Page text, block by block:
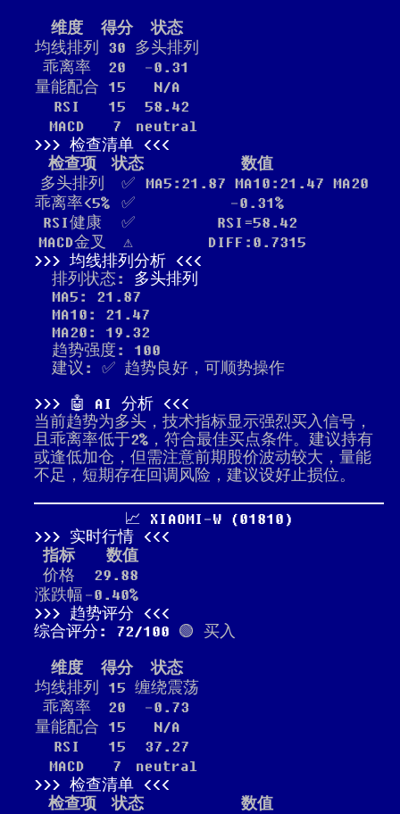
维度 得分
状态
均线排列
30 多头排列
乖离率
20
-0.31
量能配合 15
N/A
RSI
15
58.42
MACD
7
neutral
检查清单
检查项
状态
数值
多头排列
✅
MA5:21.87 MA10:21.47 MA20
乖离率<5%
✅
-0.31%
RSI健康
✅
RSI=58.42
MACD金叉
⚠️
DIFF:0.7315
均线排列分析
排列状态: 多头排列
MA5: 21.87
MA10: 21.47
MA20: 19.32
趋势强度: 100
建议: ✅ 趋势良好，可顺势操作
🤖 AI 分析
当前趋势为多头，技术指标显示强烈买入信号，
且乖离率低于2%，符合最佳买点条件。建议持有
或逢低加仓，但需注意前期股价波动较大，量能
不足，短期存在回调风险，建议设好止损位。
📈 XIAOMI-W (01810)
实时行情
指标
数值
价格
29.88
涨跌幅 -0.40%
趋势评分
综合评分: 72/100 🟢 买入
维度 得分
状态
均线排列
15 缠绕震荡
乖离率
20
-0.73
量能配合 15
N/A
RSI
15
37.27
MACD
7
neutral
检查清单
检查项
状态
数值